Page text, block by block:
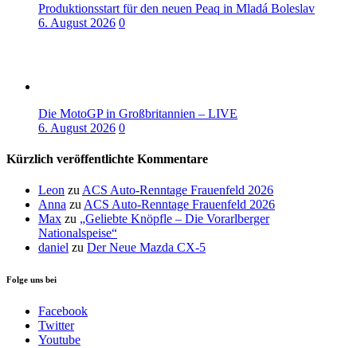
Produktionsstart für den neuen Peaq in Mladá Boleslav
6. August 2026 0
Die MotoGP in Großbritannien – LIVE
6. August 2026 0
Kürzlich veröffentlichte Kommentare
Leon zu ACS Auto-Renntage Frauenfeld 2026
Anna zu ACS Auto-Renntage Frauenfeld 2026
Max zu „Geliebte Knöpfle – Die Vorarlberger
Nationalspeise“
daniel zu Der Neue Mazda CX-5
Folge uns bei
Facebook
Twitter
Youtube